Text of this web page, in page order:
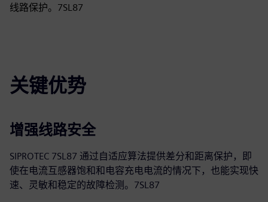
线路保护。7SL87
关键优势
增强线路安全
SIPROTEC 7SL87 通过自适应算法提供差分和距离保护，即
使在电流互感器饱和和电容充电电流的情况下，也能实现快
速、灵敏和稳定的故障检测。7SL87